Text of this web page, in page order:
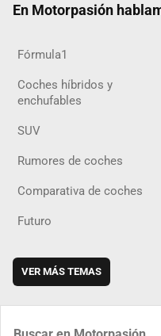
En Motorpasión
Fórmula1
Coches híbridos y
enchufables
SUV
Rumores de coches
Comparativa de coches
Futuro
VER MÁS TEMAS